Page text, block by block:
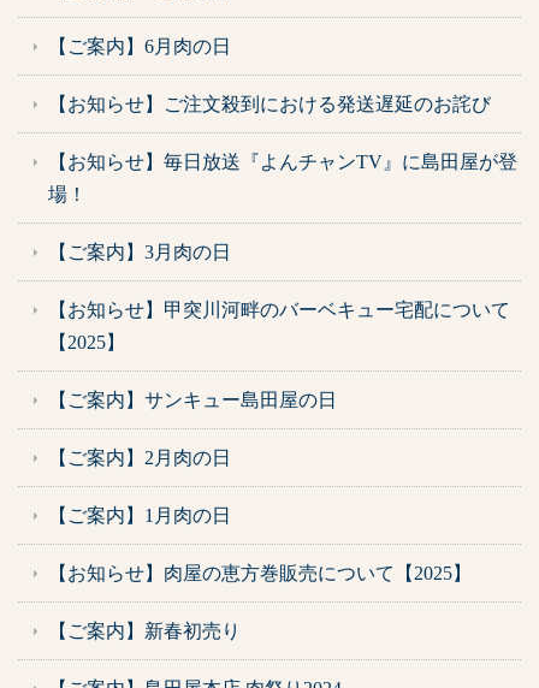
【ご案内】6月肉の日
【お知らせ】ご注文殺到における発送遅延のお詫び
【お知らせ】毎日放送『よんチャンTV』に島田屋が登
場！
【ご案内】3月肉の日
【お知らせ】甲突川河畔のバーベキュー宅配について
【2025】
【ご案内】サンキュー島田屋の日
【ご案内】2月肉の日
【ご案内】1月肉の日
【お知らせ】肉屋の恵方巻販売について【2025】
【ご案内】新春初売り